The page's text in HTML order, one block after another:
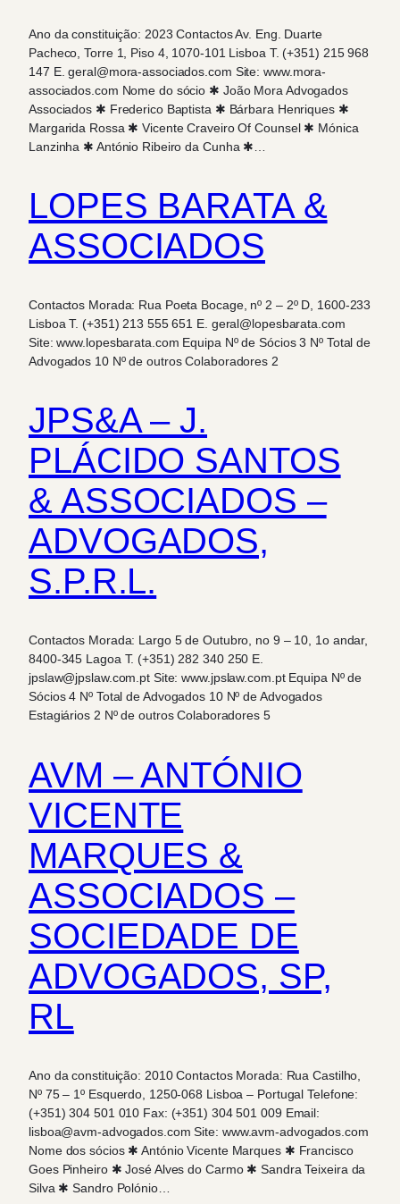
Ano da constituição: 2023 Contactos Av. Eng. Duarte
Pacheco, Torre 1, Piso 4, 1070-101 Lisboa T. (+351) 215 968
147 E. geral@mora-associados.com Site: www.mora-
associados.com Nome do sócio ✱ João Mora Advogados
Associados ✱ Frederico Baptista ✱ Bárbara Henriques ✱
Margarida Rossa ✱ Vicente Craveiro Of Counsel ✱ Mónica
Lanzinha ✱ António Ribeiro da Cunha ✱…
LOPES BARATA &
ASSOCIADOS
Contactos Morada: Rua Poeta Bocage, nº 2 – 2º D, 1600-233
Lisboa T. (+351) 213 555 651 E. geral@lopesbarata.com
Site: www.lopesbarata.com Equipa Nº de Sócios 3 Nº Total de
Advogados 10 Nº de outros Colaboradores 2
JPS&A – J.
PLÁCIDO SANTOS
& ASSOCIADOS –
ADVOGADOS,
S.P.R.L.
Contactos Morada: Largo 5 de Outubro, no 9 – 10, 1o andar,
8400-345 Lagoa T. (+351) 282 340 250 E.
jpslaw@jpslaw.com.pt Site: www.jpslaw.com.pt Equipa Nº de
Sócios 4 Nº Total de Advogados 10 Nº de Advogados
Estagiários 2 Nº de outros Colaboradores 5
AVM – ANTÓNIO
VICENTE
MARQUES &
ASSOCIADOS –
SOCIEDADE DE
ADVOGADOS, SP,
RL
Ano da constituição: 2010 Contactos Morada: Rua Castilho,
Nº 75 – 1º Esquerdo, 1250-068 Lisboa – Portugal Telefone:
(+351) 304 501 010 Fax: (+351) 304 501 009 Email:
lisboa@avm-advogados.com Site: www.avm-advogados.com
Nome dos sócios ✱ António Vicente Marques ✱ Francisco
Goes Pinheiro ✱ José Alves do Carmo ✱ Sandra Teixeira da
Silva ✱ Sandro Polónio…